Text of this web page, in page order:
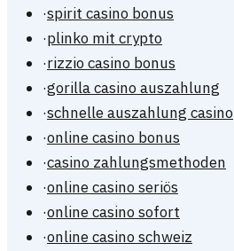
·spirit casino bonus
·plinko mit crypto
·rizzio casino bonus
·gorilla casino auszahlung
·schnelle auszahlung casino
·online casino bonus
·casino zahlungsmethoden
·online casino seriös
·online casino sofort
·online casino schweiz